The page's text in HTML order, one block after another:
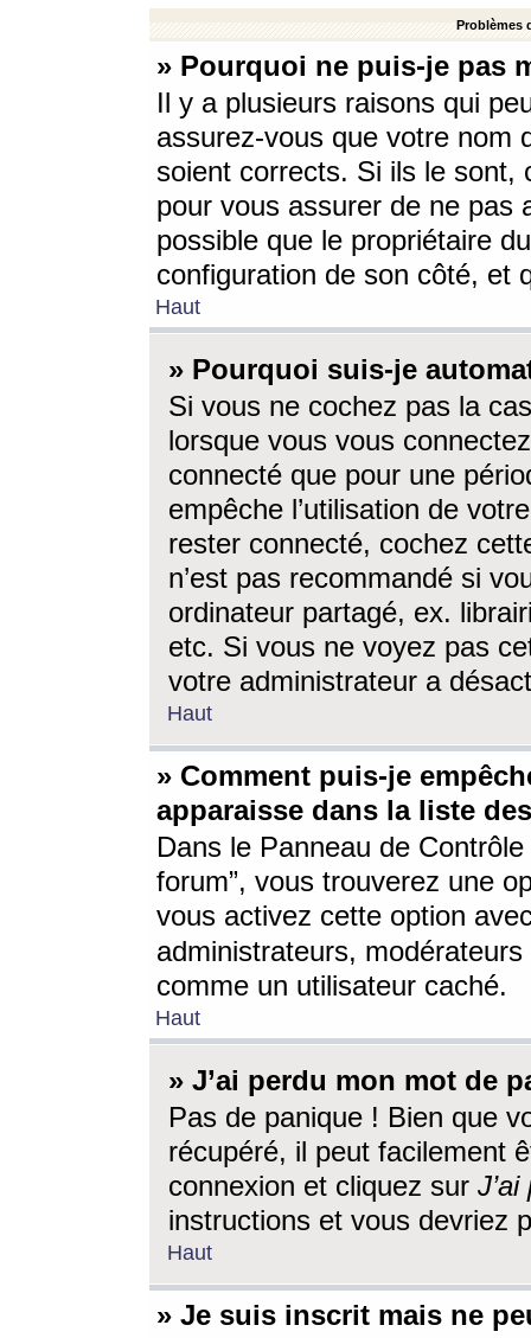
Problèmes
» Pourquoi ne puis-je pas
Il y a plusieurs raisons qui
assurez-vous que votre nom
soient corrects. Si ils le sont,
pour vous assurer de ne pas
possible que le propriétaire
configuration de son côté, et
Haut
» Pourquoi suis-je
Si vous ne cochez pas la
lorsque vous vous
connecté que pour une
empêche l’utilisation de
rester connecté, cochez
n’est pas recommandé si
ordinateur partagé, ex.
etc. Si vous ne voyez pas
votre administrateur a
Haut
» Comment puis-je
apparaisse dans la liste
Dans le Panneau de
forum”, vous trouverez une
vous activez cette option
administrateurs,
comme un utilisateur caché.
Haut
» J’ai perdu mon mot de
Pas de panique ! Bien que
récupéré, il peut facilement
connexion et cliquez sur
instructions et vous devriez
Haut
» Je suis inscrit mais ne